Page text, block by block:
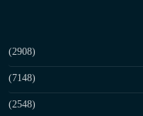
(2908)
(7148)
(2548)